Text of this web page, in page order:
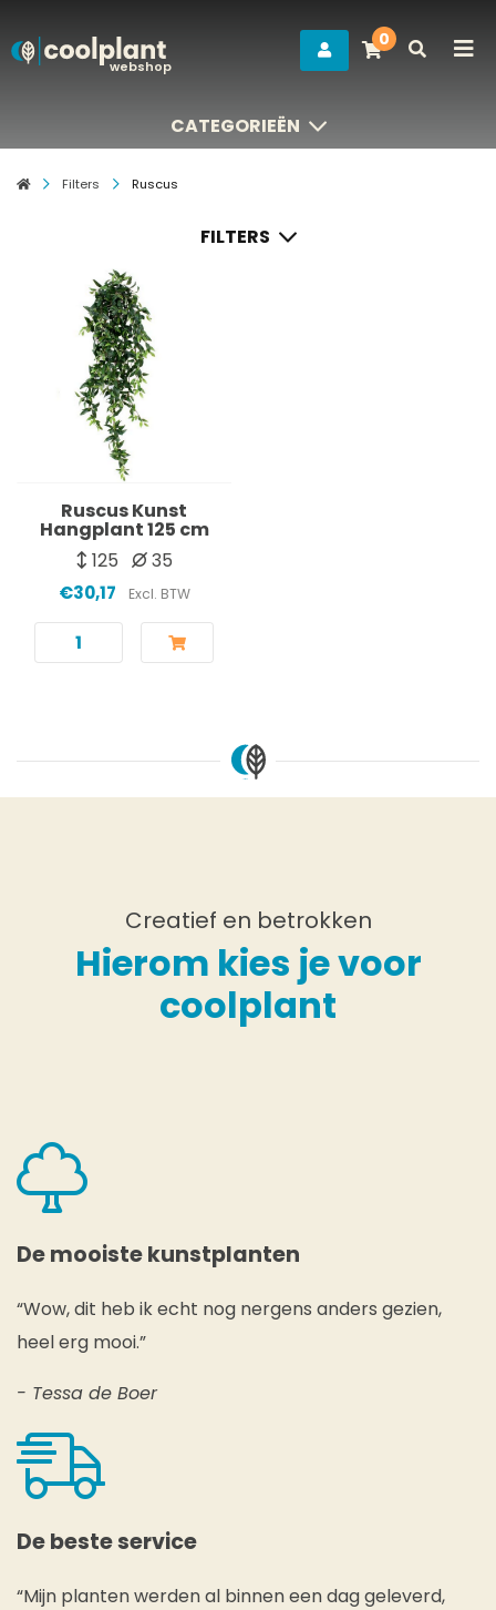
webshop
0
CATEGORIEËN
CATEGORIEËN
Filters Ruscus
Ruscus Kunst
Hangplant 125 cm
125
35
€30,17 Excl. BTW
FILTERS
Creatief en betrokken
Hierom kies je voor
coolplant
De mooiste kunstplanten
“Wow, dit heb ik echt nog nergens anders gezien,
heel erg mooi.”
- Tessa de Boer
De beste service
“Mijn planten werden al binnen een dag geleverd,